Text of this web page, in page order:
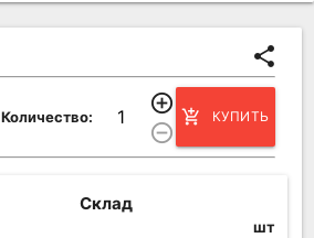
share
Количество:
add_circle_outline
remove_circle_outline
add_shopping_cart КУПИТЬ
Склад
шт